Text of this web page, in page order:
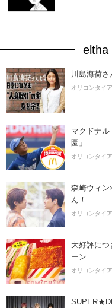
eltha
川島海荷さ
オリコンタイ
マクドナ
園」
オリコンタイ
森崎ウィン
ん！
オリコンタイ
大好評に
ーン
オリコンタイ